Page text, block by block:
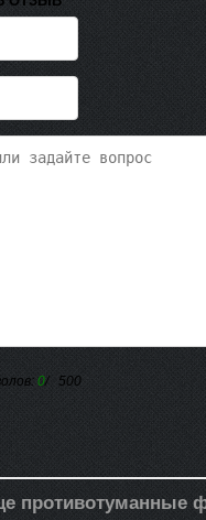
0/ 500
противотуманные